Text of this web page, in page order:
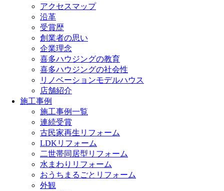
アクセスマップ
沿革
受賞歴
創業者の思い
企業理念
喜多ハウジングの教育
喜多ハウジングの社会性
リノベーションモデルハウス
店舗紹介
施工事例
施工事例一覧
連続受賞
古民家再生リフォーム
LDKリフォーム
二世帯同居型リフォーム
水まわりリフォーム
おうちまるごとリフォーム
外観